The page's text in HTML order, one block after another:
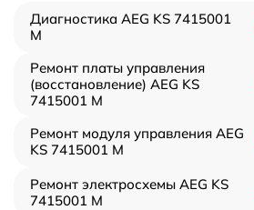
Диагностика AEG KS 7415001
M
Ремонт платы управления
(восстановление) AEG KS
7415001 M
Ремонт модуля управления AEG
KS 7415001 M
Ремонт электросхемы AEG KS
7415001 M